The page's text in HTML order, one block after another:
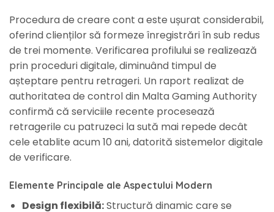
Procedura de creare cont a este ușurat considerabil,
oferind clienților să formeze înregistrări în sub redus
de trei momente. Verificarea profilului se realizează
prin proceduri digitale, diminuând timpul de
așteptare pentru retrageri. Un raport realizat de
authoritatea de control din Malta Gaming Authority
confirmă că serviciile recente procesează
retragerile cu patruzeci la sută mai repede decât
cele etablite acum 10 ani, datorită sistemelor digitale
de verificare.
Elemente Principale ale Aspectului Modern
Design flexibilă:Structură dinamic care se